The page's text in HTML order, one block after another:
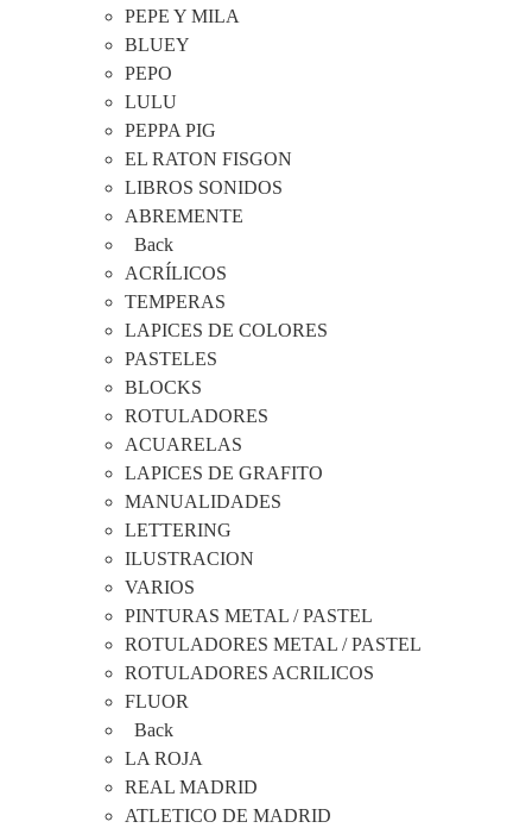
PEPE Y MILA
BLUEY
PEPO
LULU
PEPPA PIG
EL RATON FISGON
LIBROS SONIDOS
ABREMENTE
Back
ACRÍLICOS
TEMPERAS
LAPICES DE COLORES
PASTELES
BLOCKS
ROTULADORES
ACUARELAS
LAPICES DE GRAFITO
MANUALIDADES
LETTERING
ILUSTRACION
VARIOS
PINTURAS METAL / PASTEL
ROTULADORES METAL / PASTEL
ROTULADORES ACRILICOS
FLUOR
Back
LA ROJA
REAL MADRID
ATLETICO DE MADRID